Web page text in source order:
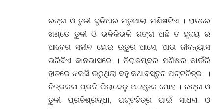
ରଙ୍ଗ ଓ ତୁଳୀ ଦୁନିଆର ମତୁଆଲା ମଣିଷଟିଏ । ହାତରେ
ଖଣ୍ଡେ ତୁଳୀ ଓ ଭଳିକିଭଳି ରଙ୍ଗ ଅଛି ତ ହୃଦୟ ର
ଆବେଗ ସଜୀବ ହୋଇ ଉତୁରି ଆସେ, ଆଉ ଜୀବନ୍ୟାସ
ଭରିଦିଏ କାନଭାସରେ । ନିରାଡମ୍ବର ମଣିଷର କାଉଁରି
ହାତରେ ଝଲସି ଉଠୁଥିଲା ବହୁ କଥାବସ୍ତୁର ପଟ୍ଟଚିତ୍ର ।
ଚିତ୍ରକଳା ପ୍ରତି ପିଲାବେଳୁ ଅହେତୁକ ମୋହ । ରଙ୍ଗ ଓ
ତୁଳୀ ପ୍ରତିଶ୍ରଦ୍ଧା, ପଟ୍ଟଚିତ୍ର ପାଇଁ ସାଧନା ଓ